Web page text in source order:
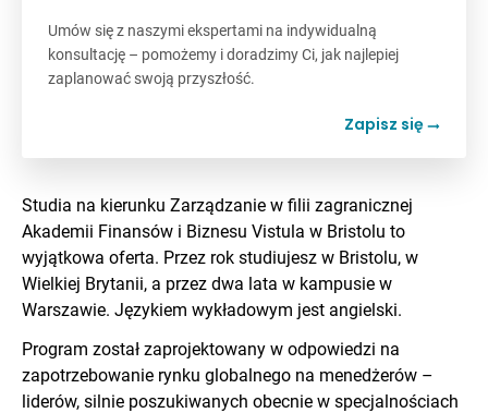
Studia na kierunku Zarządzanie w filii zagranicznej
Akademii Finansów i Biznesu Vistula w Bristolu to
wyjątkowa oferta. Przez rok studiujesz w Bristolu, w
Wielkiej Brytanii, a przez dwa lata w kampusie w
Warszawie. Językiem wykładowym jest angielski.
Program został zaprojektowany w odpowiedzi na
zapotrzebowanie rynku globalnego na menedżerów –
liderów, silnie poszukiwanych obecnie w specjalnościach
Umów się z naszymi ekspertami na indywidualną
konsultację – pomożemy i doradzimy Ci, jak najlepiej
zaplanować swoją przyszłość.
Zapisz się